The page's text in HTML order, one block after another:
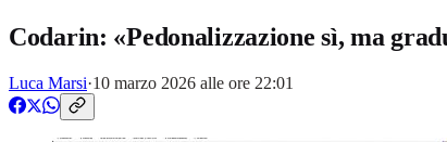
Codarin: «Pedonalizzazione sì, ma
Luca Marsi·10 marzo 2026 alle ore 22:01